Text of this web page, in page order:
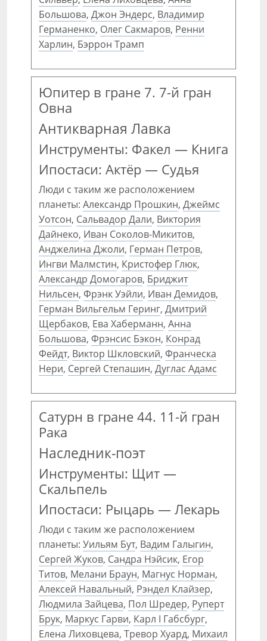
Большова, Джон Эндерс, Владимир
Германенко, Олег Сакмаров, Ренни
Харлин, Бэррон Трамп
Юпитер в гране 7. 7-й гран
Овна
Антикварная Лавка
Инструменты: Факел — Книга
Ипостаси: Актёр — Судья
Люди с таким же расположением
планеты: Александр Прошкин, Джеймс
Уотсон, Сальвадор Дали, Виктория
Дайнеко, Иван Соколов-Микитов,
Анджелина Джоли, Герман Петров,
Ингви Малмстин, Кристофер Глюк,
Александр Домогаров, Бриджит
Нильсен, Фрэнк Уэйли, Иван Демидов,
Герман Вильгельм Геринг, Дмитрий
Щербаков, Ева Хаберманн, Анна
Большова, Фрэнсис Бэкон, Конрад
Фейдт, Виктор Шкловский, Франческа
Нери, Сергей Степашин, Дуглас Адамс
Сатурн в гране 44. 11-й гран
Рака
Наследник-поэт
Инструменты: Щит —
Скальпель
Ипостаси: Рыцарь — Лекарь
Люди с таким же расположением
планеты: Уильям Бут, Вадим Галыгин,
Сергей Жуков, Сандра Нэйсик, Егор
Титов, Мелани Браун, Магнус Норман,
Алексей Навальный, Рэндел Клайзер,
Людмила Зайцева, Пол Шредер, Руперт
Брук, Маркус Гарви, Карл I Габсбург,
Елена Лиховцева, Тревор Хуард, Михаил